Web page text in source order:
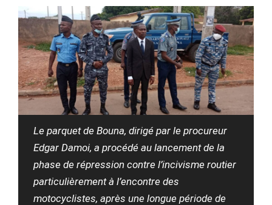
Le parquet de Bouna, dirigé par le procureur
Edgar Damoi, a procédé au lancement de la
phase de répression contre l’incivisme routier
particulièrement à l’encontre des
motocyclistes, après une longue période de